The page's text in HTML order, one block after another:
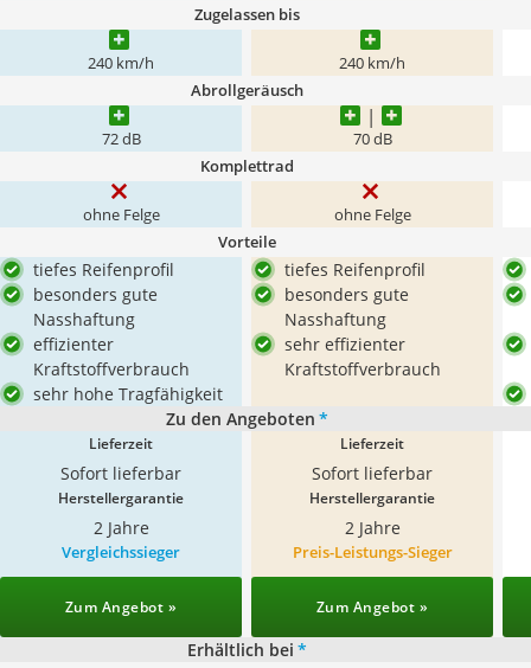
Zugelassen bis
240 km/h 240 km/h
Abrollgeräusch
72 dB 70 dB
Komplettrad
ohne Felge ohne Felge
Vorteile
tiefes Reifenprofil
besonders gute
Nasshaftung
effizienter
Kraftstoffverbrauch
sehr hohe Tragfähigkeit
tiefes Reifenprofil
besonders gute
Nasshaftung
sehr effizienter
Kraftstoffverbrauch
Zu den Angeboten *
Lieferzeit
Sofort lieferbar
Lieferzeit
Sofort lieferbar
Herstellergarantie
2 Jahre
Herstellergarantie
2 Jahre
Vergleichssieger
Zum Angebot »
Preis-Leistungs-Sieger
Zum Angebot »
Erhältlich bei *